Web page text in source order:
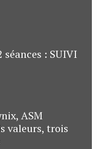
: SUIVI
ASM
valeurs, trois